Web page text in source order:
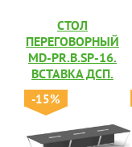
СТОЛ
ПЕРЕГОВОРНЫЙ
MD-PR.B.SP-16.
ВСТАВКА ДСП.
-15%